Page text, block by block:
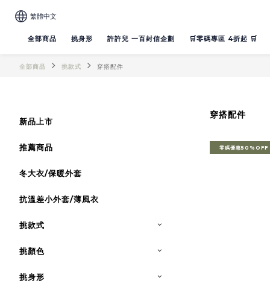
繁體中文
全部商品 挑身形 許許兒 一百封信企劃 🛒零碼專區 4折起 🛒
全部商品 挑款式 穿搭配件
新品上市
推薦商品
冬大衣/保暖外套
抗溫差小外套/薄風衣
挑款式
挑顏色
挑身形
穿搭配件
零碼優惠50%OFF